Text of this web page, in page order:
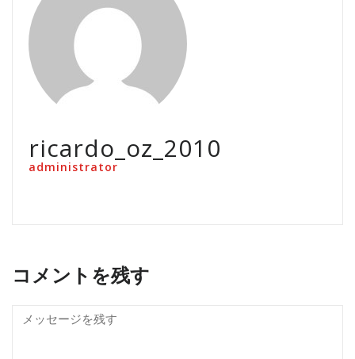
ricardo_oz_2010
administrator
コメントを残す